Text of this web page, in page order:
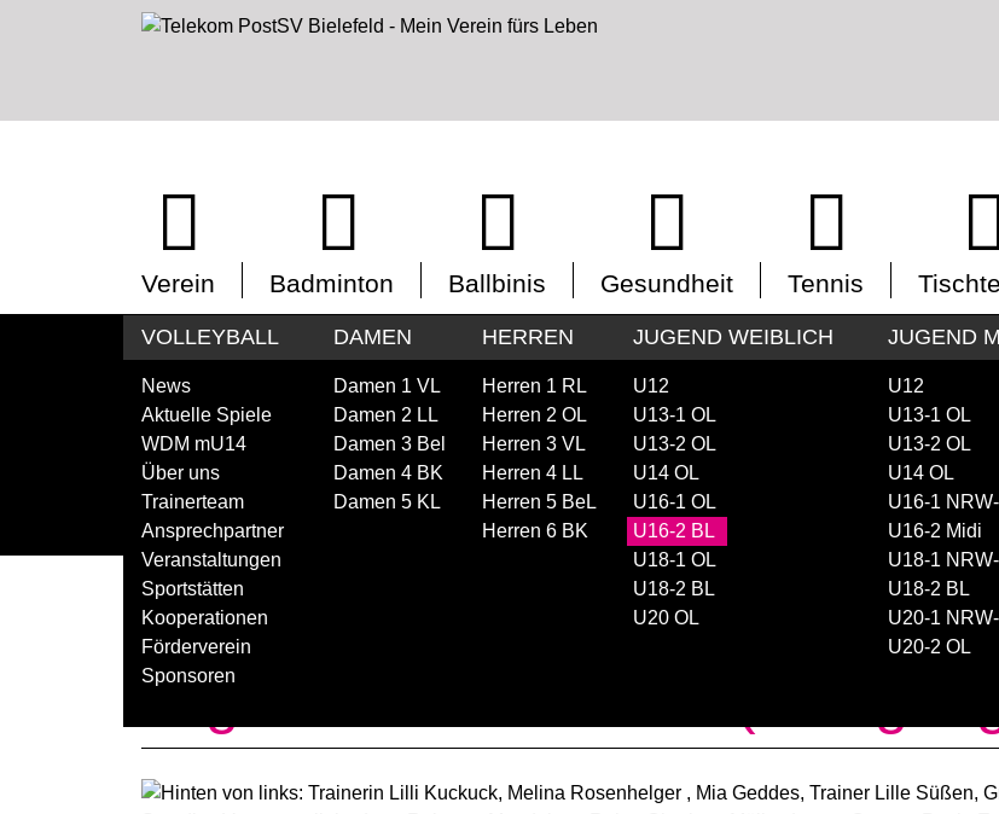
Verein Badminton Ballbinis Gesundheit Tennis
VOLLEYBALL
News
Aktuelle Spiele
WDM mU14
Über uns
Trainerteam
Ansprechpartner
Veranstaltungen
Sportstätten
Kooperationen
Förderverein
Sponsoren
DAMEN
Damen 1 VL
Damen 2 LL
Damen 3 Bel
Damen 4 BK
Damen 5 KL
HERREN
Herren 1 RL
Herren 2 OL
Herren 3 VL
Herren 4 LL
Herren 5 BeL
Herren 6 BK
JUGEND WEIBLICH
U12
U13-1 OL
U13-2 OL
U14 OL
U16-1 OL
U16-2 BL
U18-1 OL
U18-2 BL
U20 OL
JUGEND
U12
U13-1 OL
U13-2 OL
U14 OL
U16-1
U16-2 Midi
U18-1
U18-2 BL
U20-1
U20-2 OL
HIERGEHT ES ZUM PROBETRAINING
Jugend wbl U16-2 BL